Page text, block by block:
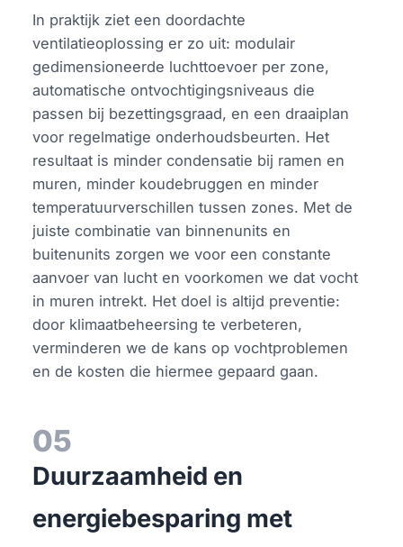
In praktijk ziet een doordachte
ventilatieoplossing er zo uit: modulair
gedimensioneerde luchttoevoer per zone,
automatische ontvochtigingsniveaus die
passen bij bezettingsgraad, en een draaiplan
voor regelmatige onderhoudsbeurten. Het
resultaat is minder condensatie bij ramen en
muren, minder koudebruggen en minder
temperatuurverschillen tussen zones. Met de
juiste combinatie van binnenunits en
buitenunits zorgen we voor een constante
aanvoer van lucht en voorkomen we dat vocht
in muren intrekt. Het doel is altijd preventie:
door klimaatbeheersing te verbeteren,
verminderen we de kans op vochtproblemen
en de kosten die hiermee gepaard gaan.
05
Duurzaamheid en
energiebesparing met